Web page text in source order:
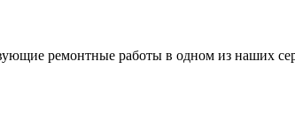
ремонтные работы в одном из наших